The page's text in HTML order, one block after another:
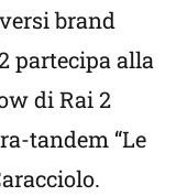
brand
partecipa alla
di Rai 2
tandem “Le